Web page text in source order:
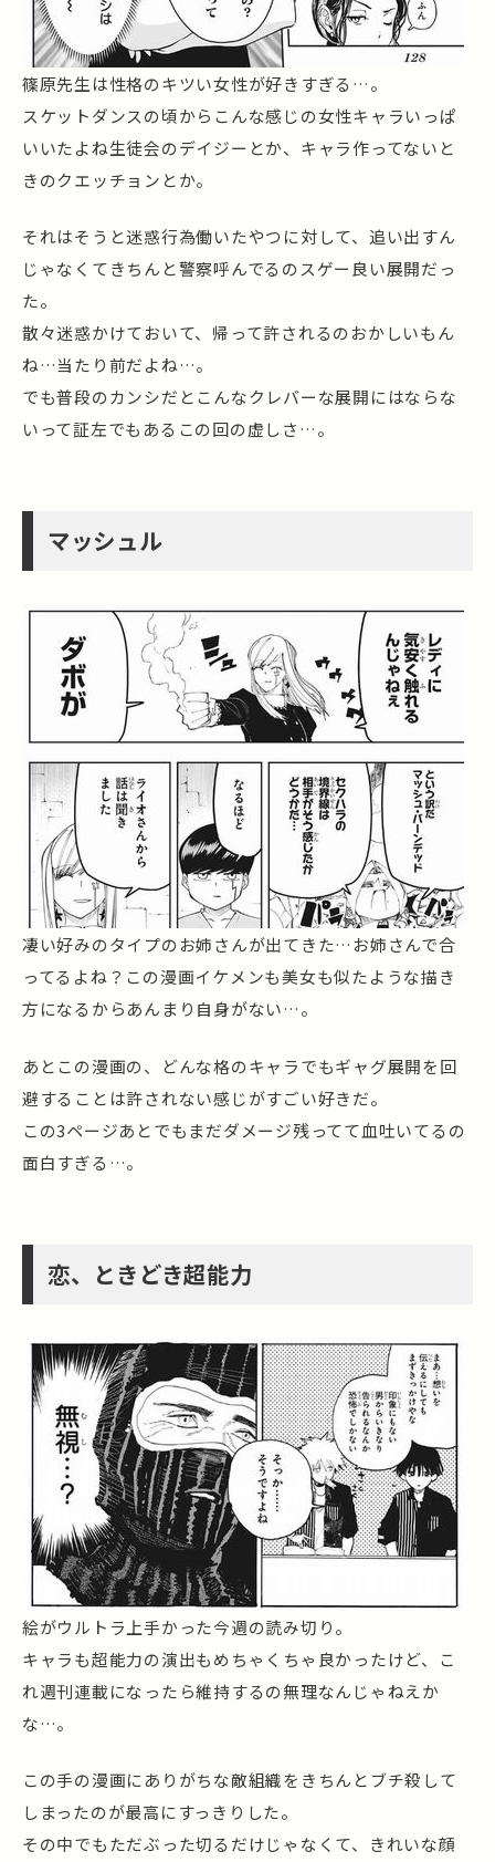
篠原先生は性格のキツい女性が好きすぎる…。
スケットダンスの頃からこんな感じの女性キャラいっぱ
いいたよね生徒会のデイジーとか、キャラ作ってないと
きのクエッチョンとか。
それはそうと迷惑行為働いたやつに対して、追い出すん
じゃなくてきちんと警察呼んでるのスゲー良い展開だっ
た。
散々迷惑かけておいて、帰って許されるのおかしいもん
ね…当たり前だよね…。
でも普段のカンシだとこんなクレバーな展開にはならな
いって証左でもあるこの回の虚しさ…。
マッシュル
凄い好みのタイプのお姉さんが出てきた…お姉さんで合
ってるよね？この漫画イケメンも美女も似たような描き
方になるからあんまり自身がない…。
あとこの漫画の、どんな格のキャラでもギャグ展開を回
避することは許されない感じがすごい好きだ。
この3ページあとでもまだダメージ残ってて血吐いてるの
面白すぎる…。
恋、ときどき超能力
絵がウルトラ上手かった今週の読み切り。
キャラも超能力の演出もめちゃくちゃ良かったけど、こ
れ週刊連載になったら維持するの無理なんじゃねえか
な…。
この手の漫画にありがちな敵組織をきちんとブチ殺して
しまったのが最高にすっきりした。
その中でもただぶった切るだけじゃなくて、きれいな顔